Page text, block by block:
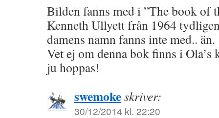
Bilden fanns med i ”The book of
Kenneth Ullyett från 1964
damens namn fanns inte med.. än.
Vet ej om denna bok finns i Ola’s
ju hoppas!
swemokeskriver:
30/12/2014 kl. 22:20